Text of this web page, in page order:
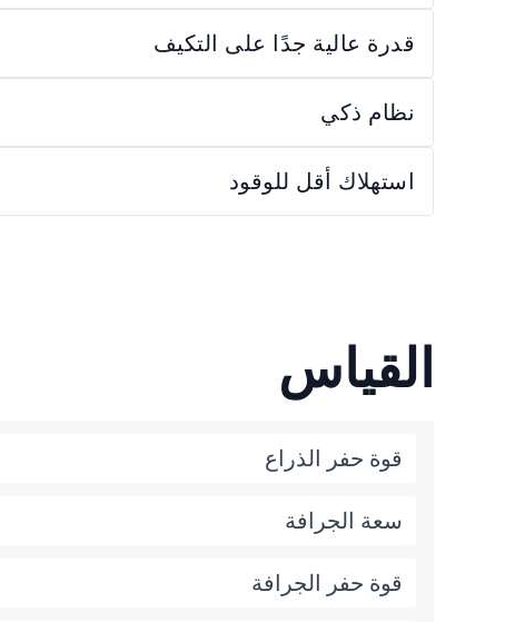
قدرة عالية جدًا على التكيف
نظام ذكي
استهلاك أقل للوقود
القياس
قوة حفر الذراع
سعة الجرافة
قوة حفر الجرافة